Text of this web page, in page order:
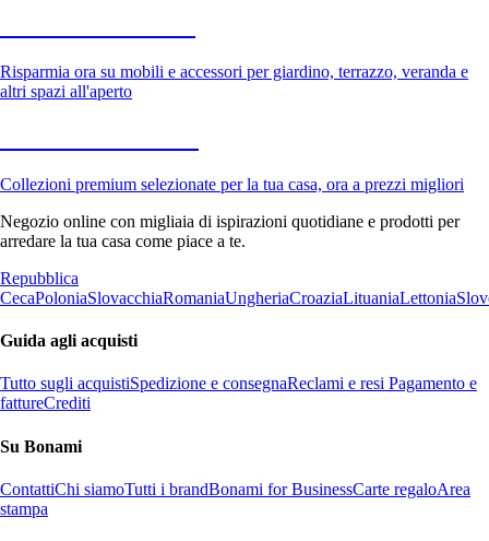
Risparmia ora su mobili e accessori per giardino, terrazzo, veranda e
altri spazi all'aperto
Collezioni premium selezionate per la tua casa, ora a prezzi migliori
Negozio online con migliaia di ispirazioni quotidiane e prodotti per
arredare la tua casa come piace a te.
Repubblica
CecaPoloniaSlovacchiaRomaniaUngheriaCroaziaLituaniaLettonia
Guida agli acquisti
Tutto sugli acquistiSpedizione e consegnaReclami e resi Pagamento e
fattureCrediti
Su Bonami
ContattiChi siamoTutti i brandBonami for BusinessCarte regaloArea
stampa